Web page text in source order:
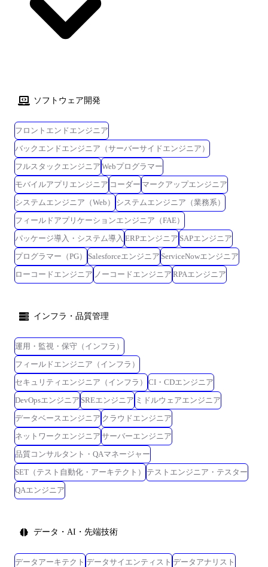
ソフトウェア開発
フロントエンドエンジニア
バックエンドエンジニア（サーバーサイドエンジニア）
フルスタックエンジニア Webプログラマー
モバイルアプリエンジニア コーダー マークアップエンジニア
システムエンジニア（Web）
システムエンジニア（業務系）
フィールドアプリケーションエンジニア（FAE）
パッケージ導入・システム導入 ERPエンジニア SAPエンジニア
プログラマー（PG）
Salesforceエンジニア ServiceNowエンジニア
ローコードエンジニア ノーコードエンジニア RPAエンジニア
インフラ・品質管理
運用・監視・保守（インフラ）
フィールドエンジニア（インフラ）
セキュリティエンジニア（インフラ）
CI・CDエンジニア
DevOpsエンジニア SREエンジニア ミドルウェアエンジニア
データベースエンジニア クラウドエンジニア
ネットワークエンジニア サーバーエンジニア
品質コンサルタント・QAマネージャー
SET（テスト自動化・アーキテクト）
テストエンジニア・テスター
QAエンジニア
データ・AI・先端技術
データアーキテクト データサイエンティスト データアナリスト